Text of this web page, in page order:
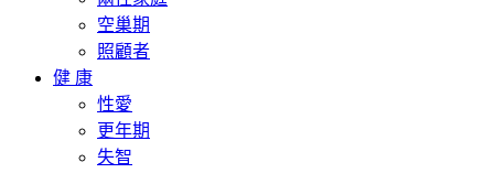
空巢期
照顧者
健 康
性愛
更年期
失智